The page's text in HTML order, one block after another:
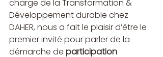
charge de la Transformation &
Développement durable chez
DAHER, nous a fait le plaisir d’être le
premier invité pour parler de la
démarche de participation